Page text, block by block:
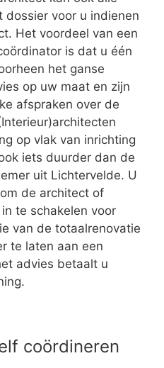
dossier voor u indienen
Het voordeel van een
is dat u één
het ganse
op uw maat en zijn
afspraken over de
op vlak van inrichting
iets duurder dan de
uit Lichtervelde. U
de architect of
te schakelen voor
van de totaalrenovatie
te laten aan een
advies betaalt u
coördineren